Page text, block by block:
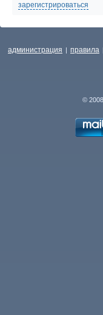
зарегистрироваться
администрация | правила
©